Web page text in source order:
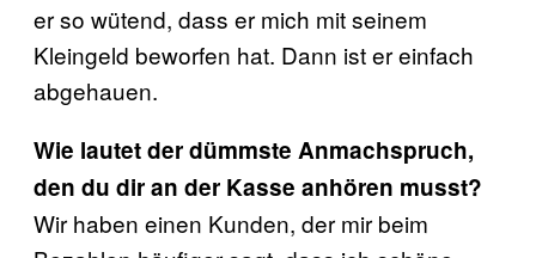
er so wütend, dass er mich mit seinem
Kleingeld beworfen hat. Dann ist er einfach
abgehauen.
Wie lautet der dümmste Anmachspruch,
den du dir an der Kasse anhören musst?
Wir haben einen Kunden, der mir beim